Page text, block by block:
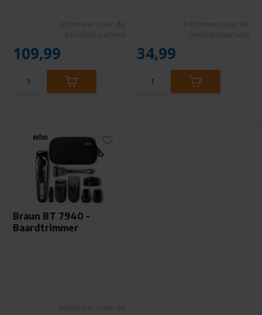
109,99 34,99
Braun BT 7940 -
Baardtrimmer